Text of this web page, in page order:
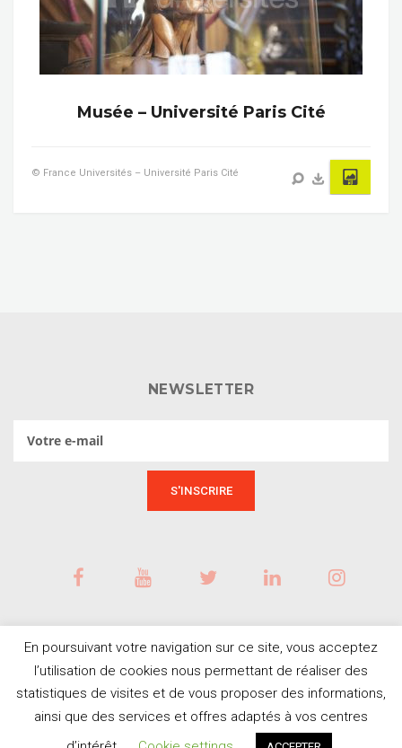
Musée – Université Paris Cité
© France Universités – Université Paris Cité
NEWSLETTER
© Tous droits réservésBESOIN D'AIDE ?
En poursuivant votre navigation sur ce site, vous acceptez
l’utilisation de cookies nous permettant de réaliser des
statistiques de visites et de vous proposer des informations,
ainsi que des services et offres adaptés à vos centres